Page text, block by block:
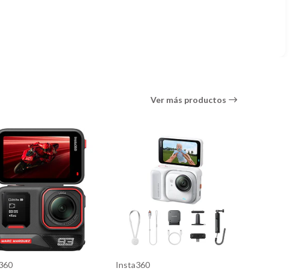
fibra de carbono de 9,8". Las abrazaderas de montaje del
extensión se une a la barra a través de un tornillo de 1/4"-20
Ver más productos
Insta360